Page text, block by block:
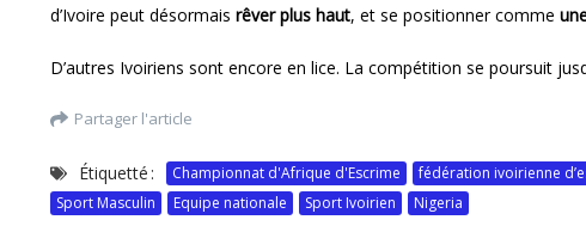
d’Ivoire peut désormais rêver plus haut, et se positionner comme
D’autres Ivoiriens sont encore en lice. La compétition se poursuit
Partager l'article
Étiquetté : Championnat d'Afrique d'Escrime fédération ivoirienne
Sport Masculin
Equipe nationale Sport Ivoirien Nigeria